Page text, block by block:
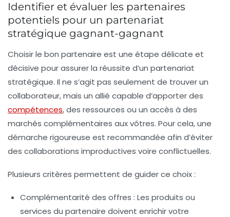
Identifier et évaluer les partenaires
potentiels pour un partenariat
stratégique gagnant-gagnant
Choisir le bon partenaire est une étape délicate et
décisive pour assurer la réussite d’un partenariat
stratégique. Il ne s’agit pas seulement de trouver un
collaborateur, mais un allié capable d’apporter des
compétences, des ressources ou un accès à des
marchés complémentaires aux vôtres. Pour cela, une
démarche rigoureuse est recommandée afin d’éviter
des collaborations improductives voire conflictuelles.
Plusieurs critères permettent de guider ce choix :
Complémentarité des offres : Les produits ou
services du partenaire doivent enrichir votre